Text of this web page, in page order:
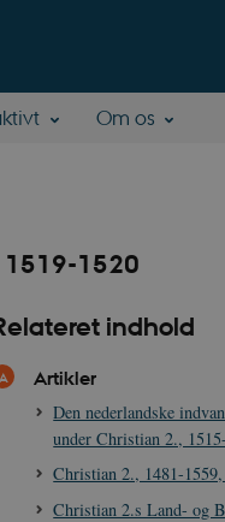
Om os
1519-1520
indhold
Artikler
Den nederlandske
under Christian 2.,
Christian 2., 1481-
Christian 2.s Land- og